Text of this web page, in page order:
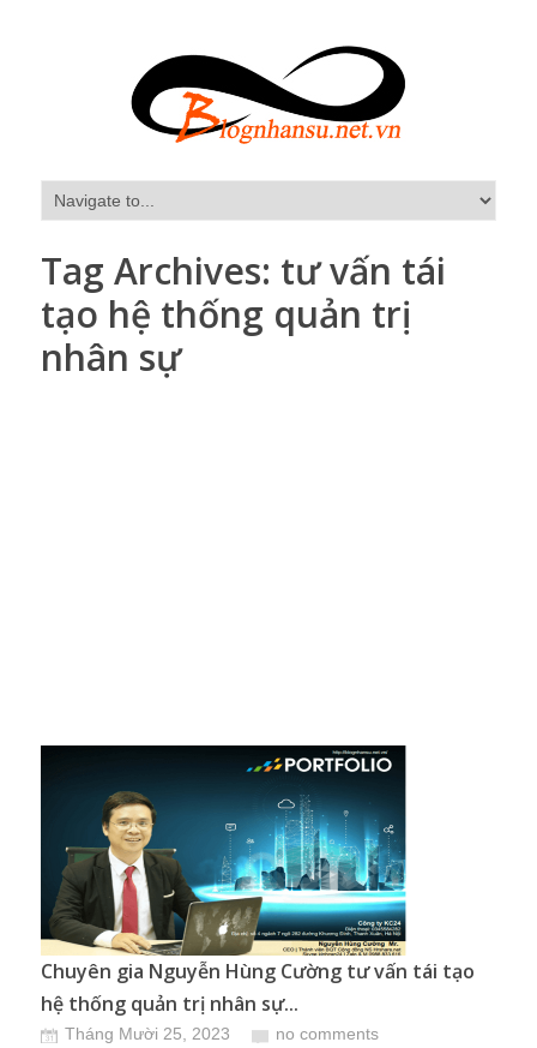
Tag Archives: tư vấn tái
tạo hệ thống quản trị
nhân sự
Chuyên gia Nguyễn Hùng Cường tư vấn tái tạo
hệ thống quản trị nhân sự...
Tháng Mười 25, 2023 no comments